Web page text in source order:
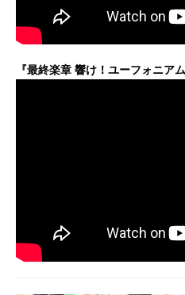
『最終楽章 響け！ユーフォニア